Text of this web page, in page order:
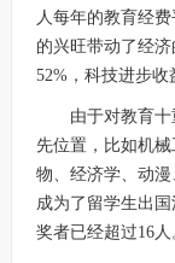
人每年的教育经
的兴旺带动了经
52%，科技进步收
由于对教育十
先位置，比如机
物、经济学、动
成为了留学生出
奖者已经超过16人